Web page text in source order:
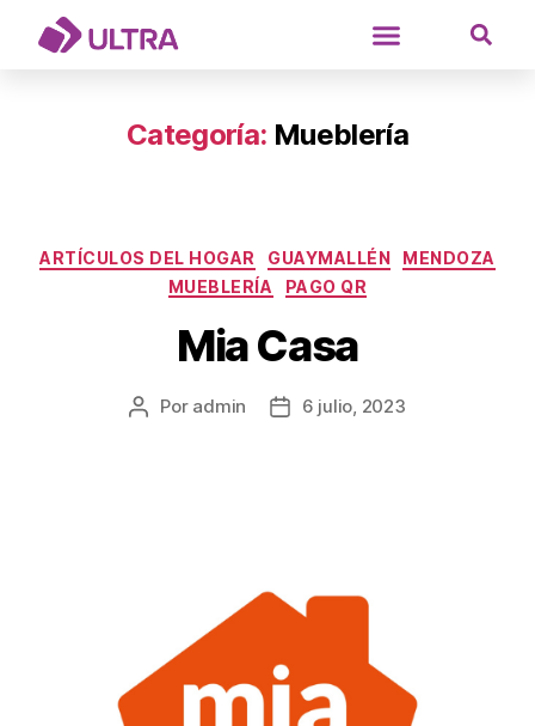
Categoría: Mueblería
ARTÍCULOS DEL HOGAR GUAYMALLÉN
MENDOZA
MUEBLERÍA
PAGO QR
Mia Casa
Por admin 6 julio, 2023